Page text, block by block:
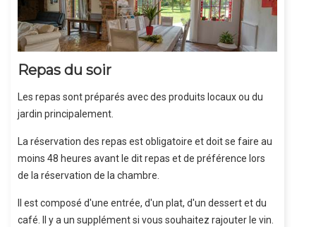
Repas du soir
Les repas sont préparés avec des produits locaux ou du
jardin principalement.
La réservation des repas est obligatoire et doit se faire au
moins 48 heures avant le dit repas et de préférence lors
de la réservation de la chambre.
Il est composé d'une entrée, d'un plat, d'un dessert et du
café. Il y a un supplément si vous souhaitez rajouter le vin.